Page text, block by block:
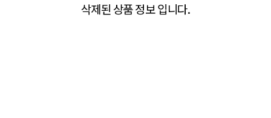
삭제된 상품 정보 입니다.